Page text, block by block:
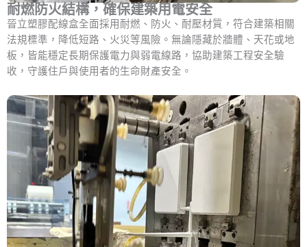
耐燃防火結構，確保建築用電安全
晉立塑膠配線盒全面採用耐燃、防火、耐壓材質，符合建築相關
法規標準，降低短路、火災等風險。無論隱藏於牆體、天花或地
板，皆能穩定長期保護電力與弱電線路，協助建築工程安全驗
收，守護住戶與使用者的生命財產安全。